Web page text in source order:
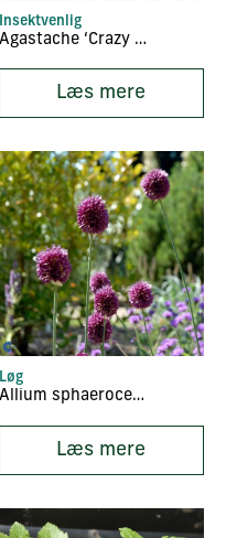
Insektvenlig
Agastache ‘Crazy Fortune’
Læs mere
Løg
Allium sphaerocephalen
Læs mere